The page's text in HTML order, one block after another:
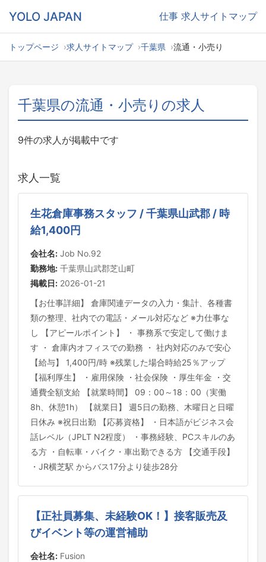
YOLO JAPAN 仕事 求人サイトマップ
トップページ 求人サイトマップ 千葉県 流通・小売り
千葉県の流通・小売りの求人
9件の求人が掲載中です
求人一覧
生花倉庫事務スタッフ / 千葉県山武郡 / 時
給1,400円
会社名: Job No.92
勤務地: 千葉県山武郡芝山町
掲載日: 2026-01-21
【お仕事詳細】 倉庫関連データの入力・集計、各種書
類の整理、社内での電話・メール対応など ※力仕事な
し 【アピールポイント】 ・ 事務系で安定して働けま
す ・ 倉庫内オフィスでの勤務 ・ 社内対応のみで安心
【給与】 1,400円/時 ※残業した場合時給25％アップ
【福利厚生】 ・雇用保険 ・社会保険 ・厚生年金 ・交
通費全額支給 【就業時間】 09：00～18：00（実働
8h、休憩1h） 【就業日】 週5日の勤務、木曜日と日曜
日休み ※祝日出勤 【応募資格】 ・日本語がビジネス会
話レベル（JPLT N2程度） ・事務経験、PCスキルのあ
る方 ・自転車・バイク・車出勤できる方 【交通手段】
・JR横芝駅 からバス17分より徒歩28分
【正社員募集、未経験OK！】接客販売及
びイベント等の運営補助
会社名: Fusion